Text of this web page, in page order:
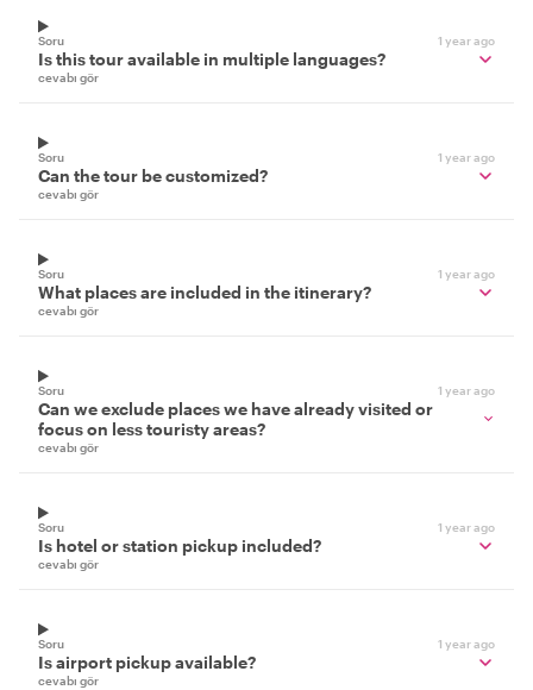
Soru 1 year ago
Is this tour available in multiple languages?
cevabı gör
Soru 1 year ago
Can the tour be customized?
cevabı gör
Soru 1 year ago
What places are included in the itinerary?
cevabı gör
Soru 1 year ago
Can we exclude places we have already visited or
focus on less touristy areas?
cevabı gör
Soru 1 year ago
Is hotel or station pickup included?
cevabı gör
Soru 1 year ago
Is airport pickup available?
cevabı gör